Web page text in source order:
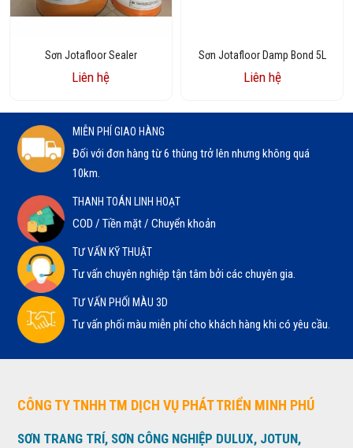
Sơn Jotafloor Sealer
Liên hệ
Sơn Jotafloor Damp Bond 5L
Liên hệ
MIỄN PHÍ GIAO HÀNG
Đối với đơn hàng từ 6 thùng trở lên nhưng không quá
10km.
THANH TOÁN LINH HOẠT
COD / Tiền mặt / Chuyển khoản
TƯ VẤN KỸ THUẬT
Tư vấn chuyên nghiệp tận tâm bởi các chuyên gia.
TƯ VẤN PHỐI MÀU 3D
Tư vấn phối màu miễn phí cho khách hàng khi có yêu cầu.
CÔNG TY TNHH TM DỊCH VỤ PHÁT TRIỂN MINH PHÚ
SƠN TRANG TRÍ, SƠN CÔNG NGHIỆP DULUX, JOTUN,